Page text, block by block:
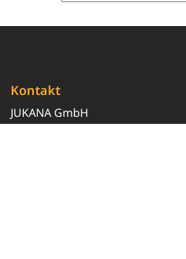
Kontakt
JUKANA GmbH